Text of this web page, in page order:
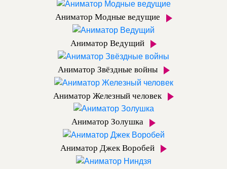
Аниматор Модные ведущие
Аниматор Ведущий
Аниматор Звёздные войны
Аниматор Железный человек
Аниматор Золушка
Аниматор Джек Воробей